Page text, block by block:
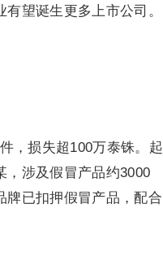
望诞生更多上市公司。
，损失超100万泰铢。起
，涉及假冒产品约3000
牌已扣押假冒产品，配合